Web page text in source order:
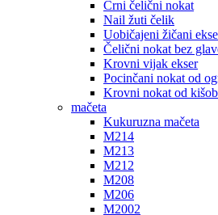
Crni čelični nokat
Nail žuti čelik
Uobičajeni žičani
Čelični nokat bez
Krovni vijak ekser
Pocinčani nokat od
Krovni nokat od
mačeta
Kukuruzna mačeta
M214
M213
M212
M208
M206
M2002